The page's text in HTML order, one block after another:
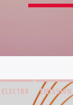
ELECTRO EMISSION